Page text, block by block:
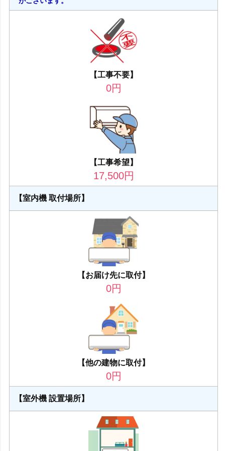
【工事不要】
0円
【工事希望】
17,500円
【室内機 取付場所】
【お届け先に取付】
0円
【他の建物に取付】
0円
【室外機 設置場所】